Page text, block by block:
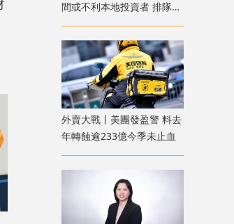
間或不利本地投資者 排隊上
市公司數量創新高
外賣大戰丨美團發盈警 料去
年轉蝕逾233億今季未止血